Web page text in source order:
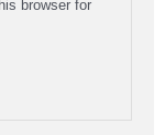
browser for